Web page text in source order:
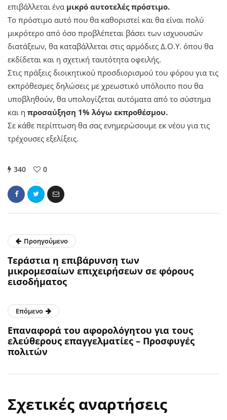
επιβάλλεται ένα μικρό αυτοτελές πρόστιμο.
Το πρόστιμο αυτό που θα καθοριστεί και θα είναι πολύ
μικρότερο από όσο προβλέπεται βάσει των ισχυουσών
διατάξεων, θα καταβάλλεται στις αρμόδιες Δ.Ο.Υ. όπου θα
εκδίδεται και η σχετική ταυτότητα οφειλής.
Στις πράξεις διοικητικού προσδιορισμού του φόρου για τις
εκπρόθεσμες δηλώσεις με χρεωστικό υπόλοιπο που θα
υποβληθούν, θα υπολογίζεται αυτόματα από το σύστημα
και η προσαύξηση 1% λόγω εκπροθέσμου.
Σε κάθε περίπτωση θα σας ενημερώσουμε εκ νέου για τις
τρέχουσες εξελίξεις.
340 0
Προηγούμενο
Τεράστια η επιβάρυνση των
μικρομεσαίων επιχειρήσεων σε φόρους
εισοδήματος
Επόμενο
Επαναφορά του αφορολόγητου για τους
ελεύθερους επαγγελματίες – Προσφυγές
πολιτών
Σχετικές αναρτήσεις